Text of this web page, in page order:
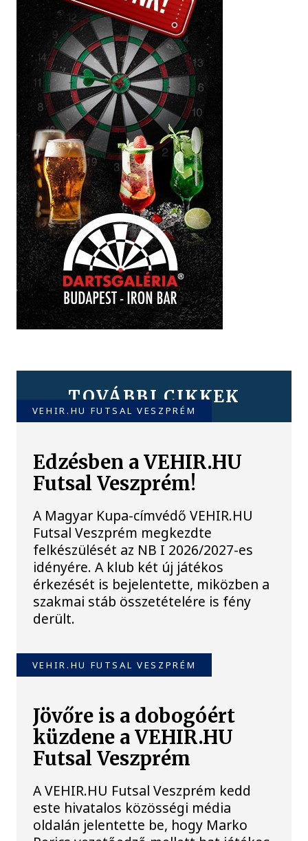
TOVÁBBI CIKKEK
VEHIR.HU FUTSAL VESZPRÉM
Edzésben a VEHIR.HU
Futsal Veszprém!
A Magyar Kupa-címvédő VEHIR.HU
Futsal Veszprém megkezdte
felkészülését az NB I 2026/2027-es
idényére. A klub két új játékos
érkezését is bejelentette, miközben a
szakmai stáb összetételére is fény
derült.
VEHIR.HU FUTSAL VESZPRÉM
Jövőre is a dobogóért
küzdene a VEHIR.HU
Futsal Veszprém
A VEHIR.HU Futsal Veszprém kedd
este hivatalos közösségi média
oldalán jelentette be, hogy Marko